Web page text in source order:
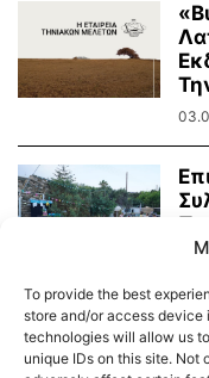
To provide the best
store and/or access device
technologies will allow us
unique IDs on this site.